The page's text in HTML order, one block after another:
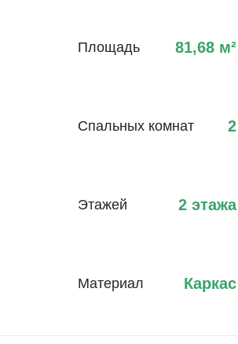
Площадь 81,68 м²
Спальных комнат 2
Этажей 2 этажа
Материал Каркас